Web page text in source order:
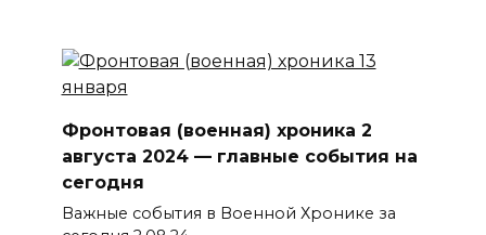
Фронтовая (военная) хроника 2
августа 2024 — главные события на
сегодня
Важные события в Военной Хронике за